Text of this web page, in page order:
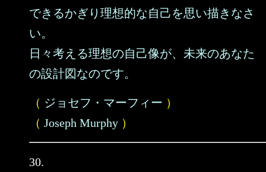
できるかぎり理想的な自己を思い描きなさ
い。
日々考える理想の自己像が、未来のあなた
の設計図なのです。
（ ジョセフ・マーフィー ）
（ Joseph Murphy ）
30.